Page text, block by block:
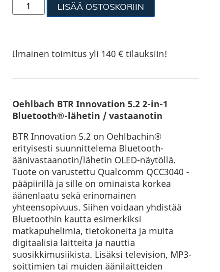
LISÄÄ OSTOSKORIIN
Ilmainen toimitus yli 140 € tilauksiin!
Oehlbach BTR Innovation 5.2 2-in-1
Bluetooth®-lähetin / vastaanotin
BTR Innovation 5.2 on Oehlbachin®
erityisesti suunnittelema Bluetooth-
äänivastaanotin/lähetin OLED-näytöllä.
Tuote on varustettu Qualcomm QCC3040 -
pääpiirillä ja sille on ominaista korkea
äänenlaatu sekä erinomainen
yhteensopivuus. Siihen voidaan yhdistää
Bluetoothin kautta esimerkiksi
matkapuhelimia, tietokoneita ja muita
digitaalisia laitteita ja nauttia
suosikkimusiikista. Lisäksi television, MP3-
soittimien tai muiden äänilaitteiden